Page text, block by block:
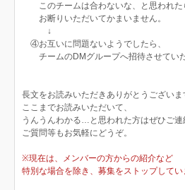
このチームは合わないな、と思われた
お断りいただいてかまいません。
↓
④お互いに問題ないようでしたら、
チームのDMグループへ招待させていた
長文をお読みいただきありがとうございま
ここまでお読みいただいて、
うんうんわかる…と思われた方はぜひご連
ご質問等もお気軽にどうぞ。
※現在は、メンバーの方からの紹介など
特別な場合を除き、募集をストップしてい